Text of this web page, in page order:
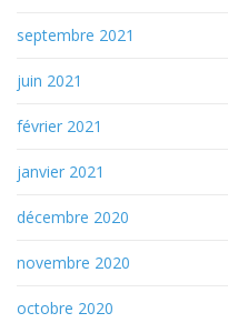
septembre 2021
juin 2021
février 2021
janvier 2021
décembre 2020
novembre 2020
octobre 2020